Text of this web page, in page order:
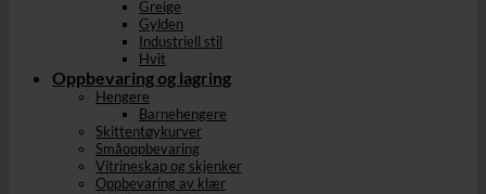
Greige
Gylden
Industriell stil
Hvit
Oppbevaring og lagring
Hengere
Barnehengere
Skittentøykurver
Småoppbevaring
Vitrineskap og skjenker
Oppbevaring av klær